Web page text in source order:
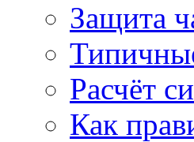
Защита
Расчёт
Как